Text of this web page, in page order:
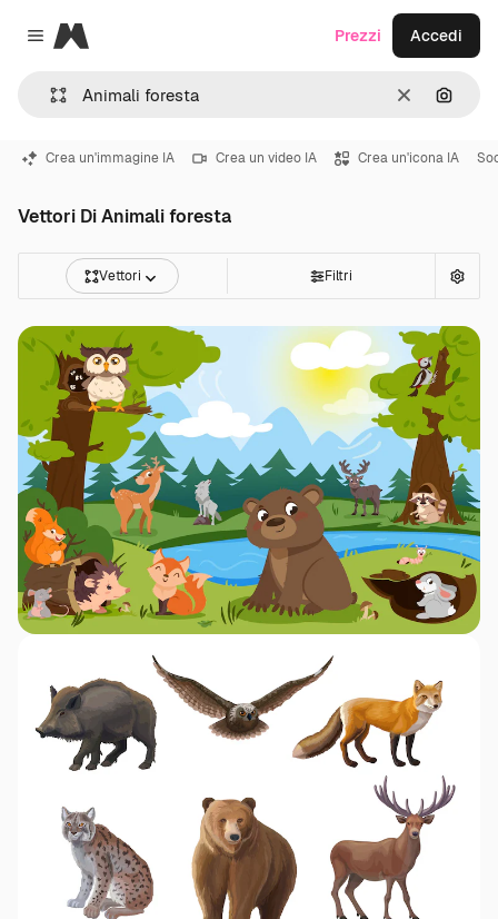
Close menu
Magnific
CancellaCerca
Prezzi Accedi
Crea un'immagine IA Crea un video IA Crea un'icona IA
Vettori Di Animali foresta
Vettori Filtri